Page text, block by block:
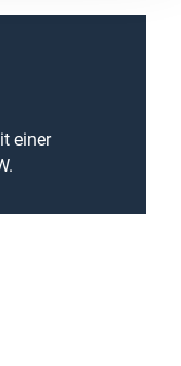
einer